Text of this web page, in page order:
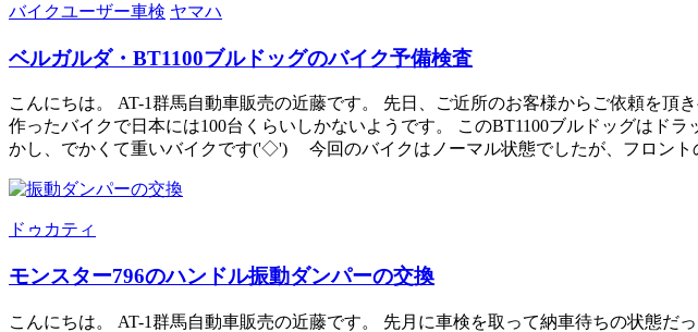
バイクユーザー車検 ヤマハ
ベルガルダ・BT1100ブルドッグのバイク予備検査
こんにちは。 AT-1群馬自動車販売の近藤です。 先日、ご近所のお客様からご依頼を
作ったバイクで日本には100台くらいしかないようです。 このBT1100ブルドッグはド
かし、でかくて重いバイクです('◇')ゞ 今回のバイクはノーマル状態でしたが、フロン
ドゥカティ
モンスター796のハンドル振動ダンパーの交換
こんにちは。 AT-1群馬自動車販売の近藤です。 先月に車検を取って納車待ちの状態